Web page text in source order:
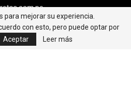
para mejorar su experiencia.
con esto, pero puede optar por
Aceptar Leer más